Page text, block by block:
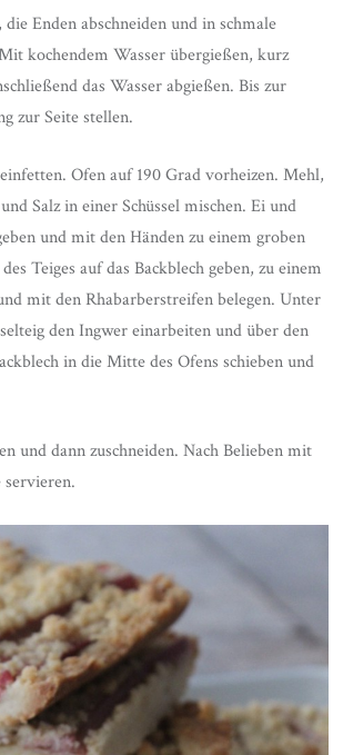
Enden abschneiden und in schmale
kochendem Wasser übergießen, kurz
das Wasser abgießen. Bis zur
zur Seite stellen.
Ofen auf 190 Grad vorheizen. Mehl,
Salz in einer Schüssel mischen. Ei und
und mit den Händen zu einem groben
Teiges auf das Backblech geben, zu einem
mit den Rhabarberstreifen belegen. Unter
den Ingwer einarbeiten und über den
in die Mitte des Ofens schieben und
und dann zuschneiden. Nach Belieben mit
servieren.